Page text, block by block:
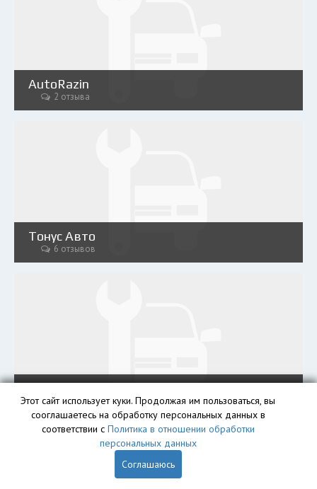
AutoRazin
2 отзыва
Тонус Авто
6 отзывов
1 отзыв
Этот сайт использует куки. Продолжая им пользоваться, вы
сооглашаетесь на обработку персональных данных в
соответствии с Политика в отношении обработки
персональных данных
Соглашаюсь